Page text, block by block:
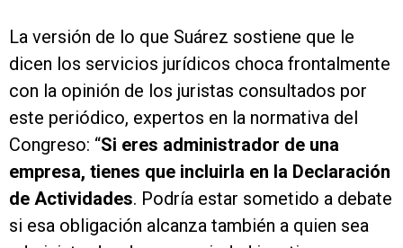
La versión de lo que Suárez sostiene que le
dicen los servicios jurídicos choca frontalmente
con la opinión de los juristas consultados por
este periódico, expertos en la normativa del
Congreso: “Si eres administrador de una
empresa, tienes que incluirla en la Declaración
de Actividades. Podría estar sometido a debate
si esa obligación alcanza también a quien sea